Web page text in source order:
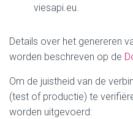
viesapi.eu.
Details over het genereren
worden beschreven op de
Om de juistheid van de
(test of productie) te
worden uitgevoerd: